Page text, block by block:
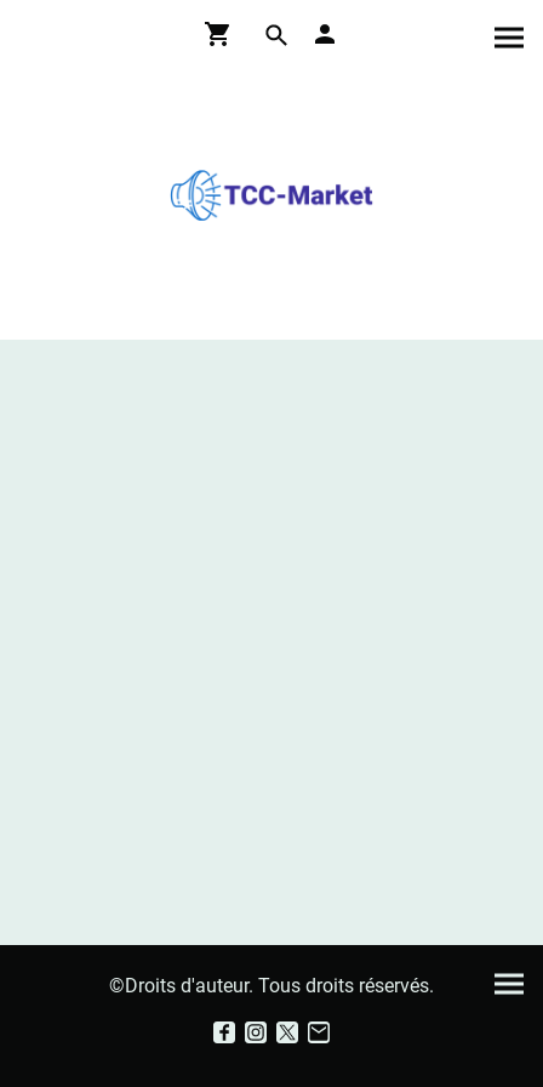
©Droits d'auteur. Tous droits réservés.